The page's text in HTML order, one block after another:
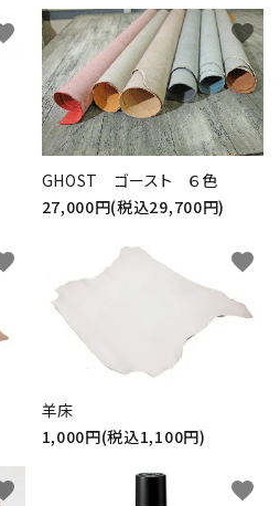
GHOST ゴースト ６色
27,000円(税込29,700円)
favorite
羊床
1,000円(税込1,100円)
favorite
favorite